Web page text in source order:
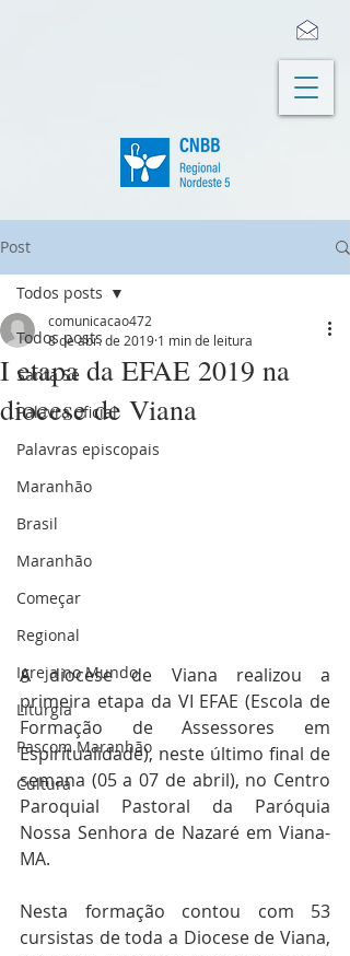
Post
Todos posts
Santa Sé
Palavra oficial
Palavras episcopais
Maranhão
Brasil
Maranhão
Começar
Regional
Igreja no Mundo
Liturgia
Pascom Maranhão
Cultura
Todos posts
I etapa da EFAE 2019 na
diocese de Viana
comunicacao472
8 de abr. de 2019 1 min de leitura
A diocese de Viana realizou a
primeira etapa da VI EFAE (Escola de
Formação de Assessores em
Espiritualidade), neste último final de
semana (05 a 07 de abril), no Centro
Paroquial Pastoral da Paróquia
Nossa Senhora de Nazaré em Viana-
MA.
Nesta formação contou com 53
cursistas de toda a Diocese de Viana,